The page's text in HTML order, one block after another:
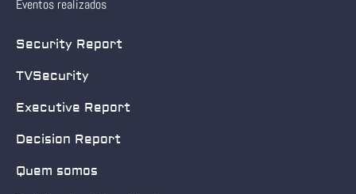
Eventos realizados
Security Report
TVSecurity
Executive Report
Decision Report
Quem somos